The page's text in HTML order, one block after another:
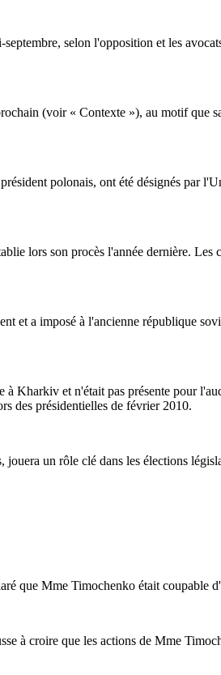
selon l'opposition et les
(voir « Contexte »), au motif que
polonais, ont été désignés par
lors son procès l'année dernière.
et a imposé à l'ancienne république
Kharkiv et n'était pas présente pour
des présidentielles de février 2010.
un rôle clé dans les élections
que Mme Timochenko était coupable
à croire que les actions de Mme